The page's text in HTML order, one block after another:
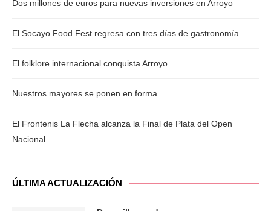
Dos millones de euros para nuevas inversiones en Arroyo
El Socayo Food Fest regresa con tres días de gastronomía
El folklore internacional conquista Arroyo
Nuestros mayores se ponen en forma
El Frontenis La Flecha alcanza la Final de Plata del Open
Nacional
ÚLTIMA ACTUALIZACIÓN